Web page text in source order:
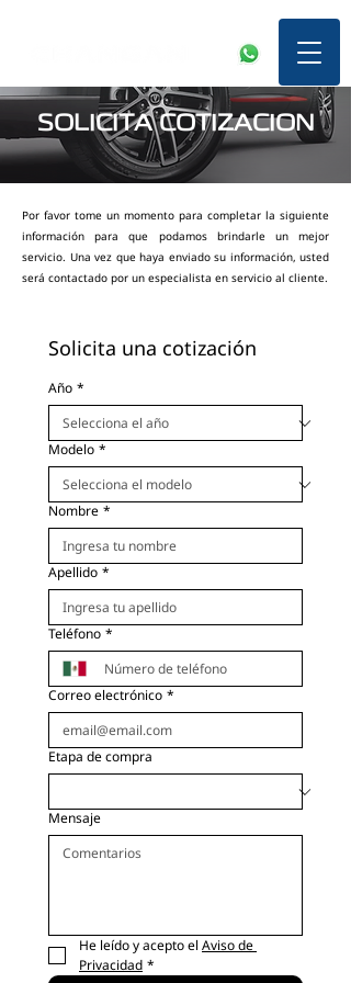
SOLICITA COTIZACION
Por favor tome un momento para completar la siguiente
información para que podamos brindarle un mejor
servicio. Una vez que haya enviado su información, usted
será contactado por un especialista en servicio al cliente.
Solicita una cotización
Año *
Modelo *
Nombre *
Apellido *
Teléfono *
Correo electrónico *
Etapa de compra
Mensaje
He leído y acepto el Aviso de
Privacidad *